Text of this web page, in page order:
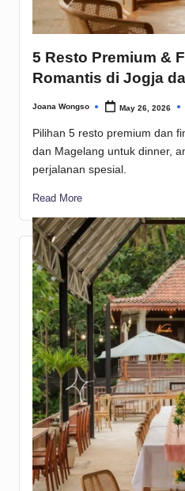
5 Resto Premium &
Romantis di Jogja
Posted
Joana Wongso May 26, 2026
Pilihan 5 resto premium dan
dan Magelang untuk dinner,
perjalanan spesial.
Read More